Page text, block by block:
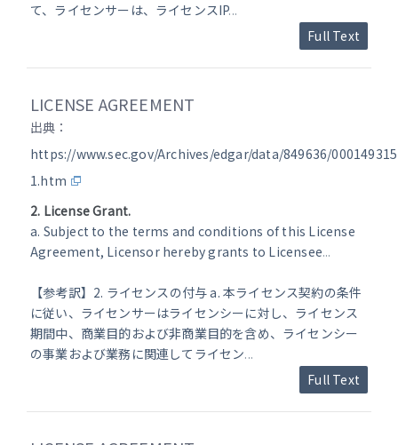
て、ライセンサーは、ライセンスIP...
Full Text
LICENSE AGREEMENT
出典：
https://www.sec.gov/Archives/edgar/data/849636/
1.htm
2. License Grant.
a. Subject to the terms and conditions of this License
Agreement, Licensor hereby grants to Licensee...
【参考訳】2. ライセンスの付与 a. 本ライセンス契約の条件
に従い、ライセンサーはライセンシーに対し、ライセンス
期間中、商業目的および非商業目的を含め、ライセンシー
の事業および業務に関連してライセン...
Full Text